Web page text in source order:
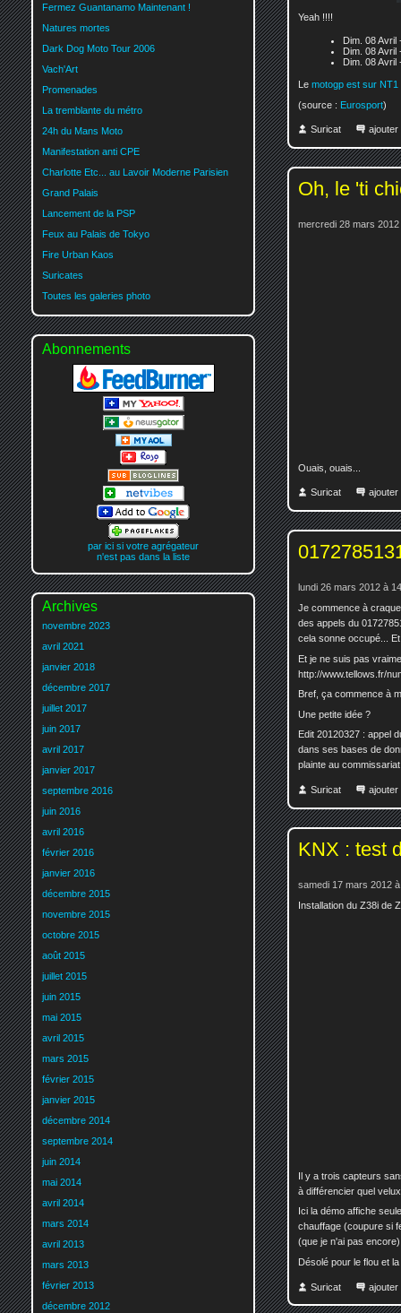
Yeah !!!!
Dim. 08
Dim. 08
Dim. 08
Le motogp est sur NT1
(source : Eurosport)
Suricat ajouter
Oh, le 'ti
mercredi 28 mars 2012
Ouais, ouais...
Suricat ajouter
lundi 26 mars 2012 à
Je commence à
des appels du
cela sonne occupé...
Et je ne suis pas
http://www.tellows.fr/
Bref, ça commence à
Une petite idée ?
Edit 20120327 : appel
dans ses bases de
plainte au
Suricat ajouter
KNX : test
samedi 17 mars 2012
Installation du Z38i de
Il y a trois capteurs
à différencier quel
Ici la démo affiche
chauffage (coupure si
(que je n'ai pas
Désolé pour le flou et
Suricat ajouter
Fermez Guantanamo Maintenant !
Natures mortes
Dark Dog Moto Tour 2006
Vach'Art
Promenades
La tremblante du métro
24h du Mans Moto
Manifestation anti CPE
Charlotte Etc... au Lavoir Moderne Parisien
Grand Palais
Lancement de la PSP
Feux au Palais de Tokyo
Fire Urban Kaos
Suricates
Toutes les galeries photo
Abonnements
par ici si votre agrégateur
n'est pas dans la liste
Archives
novembre 2023
avril 2021
janvier 2018
décembre 2017
juillet 2017
juin 2017
avril 2017
janvier 2017
septembre 2016
juin 2016
avril 2016
février 2016
janvier 2016
décembre 2015
novembre 2015
octobre 2015
août 2015
juillet 2015
juin 2015
mai 2015
avril 2015
mars 2015
février 2015
janvier 2015
décembre 2014
septembre 2014
juin 2014
mai 2014
avril 2014
mars 2014
avril 2013
mars 2013
février 2013
décembre 2012